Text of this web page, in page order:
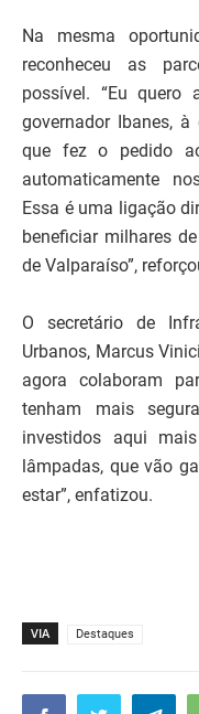
Na mesma
reconheceu as
possível. “Eu quero
governador Ibanes,
que fez o pedido
automaticamente
Essa é uma ligação
beneficiar milhares
de Valparaíso”,
O secretário de
Urbanos, Marcus
agora colaboram
tenham mais
investidos aqui
lâmpadas, que vão
estar”, enfatizou.
VIA Destaques